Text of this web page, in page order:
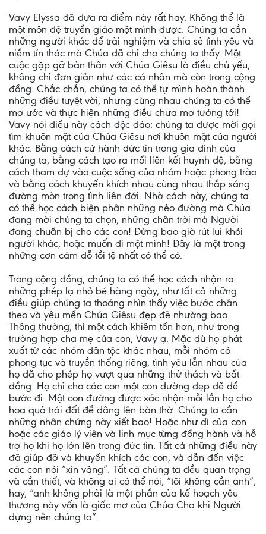
Vavy Elyssa đã đưa ra điểm này rất hay. Không thể là
một môn đệ truyền giáo một mình được. Chúng ta cần
những người khác để trải nghiệm và chia sẻ tình yêu và
niềm tín thác mà Chúa đã chỉ cho chúng ta thấy. Một
cuộc gặp gỡ bản thân với Chúa Giêsu là điều chủ yếu,
không chỉ đơn giản như các cá nhân mà còn trong cộng
đồng. Chắc chắn, chúng ta có thể tự mình hoàn thành
những điều tuyệt vời, nhưng cùng nhau chúng ta có thể
mơ ước và thực hiện những điều chưa mơ tưởng tới!
Vavy nói điều này cách độc đáo: chúng ta được mời gọi
tìm khuôn mặt của Chúa Giêsu nơi khuôn mặt của người
khác. Bằng cách cử hành đức tin trong gia đình của
chúng ta, bằng cách tạo ra mối liên kết huynh đệ, bằng
cách tham dự vào cuộc sống của nhóm hoặc phong trào
và bằng cách khuyến khích nhau cùng nhau thắp sáng
đường mòn trong tình liên đới. Nhờ cách này, chúng ta
có thể học cách biện phân những nẻo đường mà Chúa
đang mời chúng ta chọn, những chân trời mà Người
đang chuẩn bị cho các con! Đừng bao giờ rút lui khỏi
người khác, hoặc muốn đi một mình! Đây là một trong
những cơn cám dỗ tồi tệ nhất có thể có.
Trong cộng đồng, chúng ta có thể học cách nhận ra
những phép lạ nhỏ bé hàng ngày, như tất cả những
điều giúp chúng ta thoáng nhìn thấy việc bước chân
theo và yêu mến Chúa Giêsu đẹp đẽ nhường bao.
Thông thường, thì một cách khiêm tốn hơn, như trong
trường hợp cha mẹ của con, Vavy ạ. Mặc dù họ phát
xuất từ các nhóm dân tộc khác nhau, mỗi nhóm có
phong tục và truyền thống riêng, tình yêu lẫn nhau của
họ đã cho phép họ vượt qua những thử thách và bất
đồng. Họ chỉ cho các con một con đường đẹp đẽ để
bước đi. Một con đường được xác nhận mỗi lần họ cho
hoa quả trái đất để dâng lên bàn thờ. Chúng ta cần
những nhân chứng này xiết bao! Hoặc như dì của con
hoặc các giáo lý viên và linh mục từng đồng hành và hỗ
trợ họ khi họ lớn lên trong đức tin. Tất cả những điều này
đã giúp đỡ và khuyến khích các con, và dẫn đến việc
các con nói “xin vâng”. Tất cả chúng ta đều quan trọng
và cần thiết, và không ai có thể nói, “tôi không cần anh”,
hay, “anh không phải là một phần của kế hoạch yêu
thương này vốn là giấc mơ của Chúa Cha khi Người
dựng nên chúng ta”.